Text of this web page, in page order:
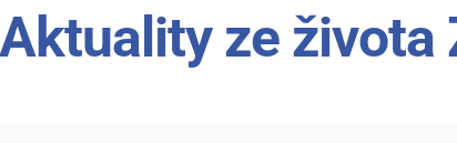
Aktuality ze života